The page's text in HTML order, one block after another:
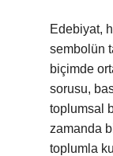
Edebiyat,
sembolün
biçimde
sorusu,
toplumsal
zamanda
toplumla